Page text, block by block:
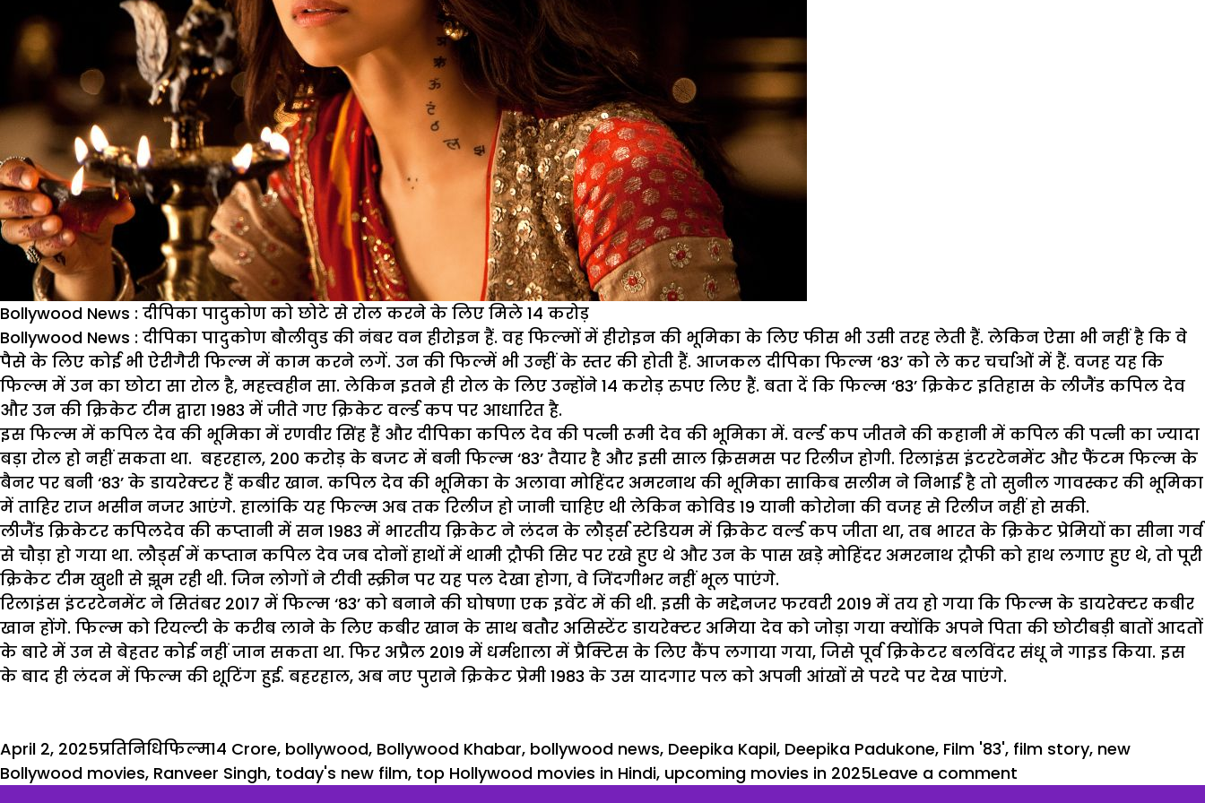
Bollywood News : दीपिका पादुकोण को छोटे से रोल करने के लिए मिले 14 करोड़
Bollywood News : दीपिका पादुकोण बौलीवुड की नंबर वन हीरोइन हैं. वह फिल्मों में हीरोइन की भूमिका के लिए फीस भी उसी तरह लेती हैं. लेकिन ऐसा भी नहीं है कि वे
पैसे के लिए कोई भी ऐरीगैरी फिल्म में काम करने लगें. उन की फिल्में भी उन्हीं के स्तर की होती हैं. आजकल दीपिका फिल्म ‘83’ को ले कर चर्चाओं में हैं. वजह यह कि
फिल्म में उन का छोटा सा रोल है, महत्त्वहीन सा. लेकिन इतने ही रोल के लिए उन्होंने 14 करोड़ रुपए लिए हैं. बता दें कि फिल्म ‘83’ क्रिकेट इतिहास के लीजैंड कपिल देव
और उन की क्रिकेट टीम द्वारा 1983 में जीते गए क्रिकेट वर्ल्ड कप पर आधारित है.
इस फिल्म में कपिल देव की भूमिका में रणवीर सिंह हैं और दीपिका कपिल देव की पत्नी रूमी देव की भूमिका में. वर्ल्ड कप जीतने की कहानी में कपिल की पत्नी का ज्यादा
बड़ा रोल हो नहीं सकता था. बहरहाल, 200 करोड़ के बजट में बनी फिल्म ‘83’ तैयार है और इसी साल क्रिसमस पर रिलीज होगी. रिलाइंस इंटरटेनमेंट और फैंटम फिल्म के
बैनर पर बनी ‘83’ के डायरेक्टर हैं कबीर खान. कपिल देव की भूमिका के अलावा मोहिंदर अमरनाथ की भूमिका साकिब सलीम ने निभाई है तो सुनील गावस्कर की भूमिका
में ताहिर राज भसीन नजर आएंगे. हालांकि यह फिल्म अब तक रिलीज हो जानी चाहिए थी लेकिन कोविड 19 यानी कोरोना की वजह से रिलीज नहीं हो सकी.
लीजैंड क्रिकेटर कपिलदेव की कप्तानी में सन 1983 में भारतीय क्रिकेट ने लंदन के लौर्ड्स स्टेडियम में क्रिकेट वर्ल्ड कप जीता था, तब भारत के क्रिकेट प्रेमियों का सीना गर्व
से चौड़ा हो गया था. लौर्ड्स में कप्तान कपिल देव जब दोनों हाथों में थामी ट्रौफी सिर पर रखे हुए थे और उन के पास खड़े मोहिंदर अमरनाथ ट्रौफी को हाथ लगाए हुए थे, तो पूरी
क्रिकेट टीम खुशी से झूम रही थी. जिन लोगों ने टीवी स्क्रीन पर यह पल देखा होगा, वे जिंदगीभर नहीं भूल पाएंगे.
रिलाइंस इंटरटेनमेंट ने सितंबर 2017 में फिल्म ‘83’ को बनाने की घोषणा एक इवेंट में की थी. इसी के मद्देनजर फरवरी 2019 में तय हो गया कि फिल्म के डायरेक्टर कबीर
खान होंगे. फिल्म को रियल्टी के करीब लाने के लिए कबीर खान के साथ बतौर असिस्टेंट डायरेक्टर अमिया देव को जोड़ा गया क्योंकि अपने पिता की छोटीबड़ी बातों आदतों
के बारे में उन से बेहतर कोई नहीं जान सकता था. फिर अप्रैल 2019 में धर्मशाला में प्रैक्टिस के लिए कैंप लगाया गया, जिसे पूर्व क्रिकेटर बलविंदर संधू ने गाइड किया. इस
के बाद ही लंदन में फिल्म की शूटिंग हुई. बहरहाल, अब नए पुराने क्रिकेट प्रेमी 1983 के उस यादगार पल को अपनी आंखों से परदे पर देख पाएंगे.
Posted
on
April 2, 2025Author
प्रतिनिधिCategories
फिल्मTags
14 Crore, bollywood, Bollywood Khabar, bollywood news, Deepika Kapil, Deepika Padukone, Film '83', film story, new
Bollywood movies, Ranveer Singh, today's new film, top Hollywood movies in Hindi, upcoming movies in 2025Leave a comment